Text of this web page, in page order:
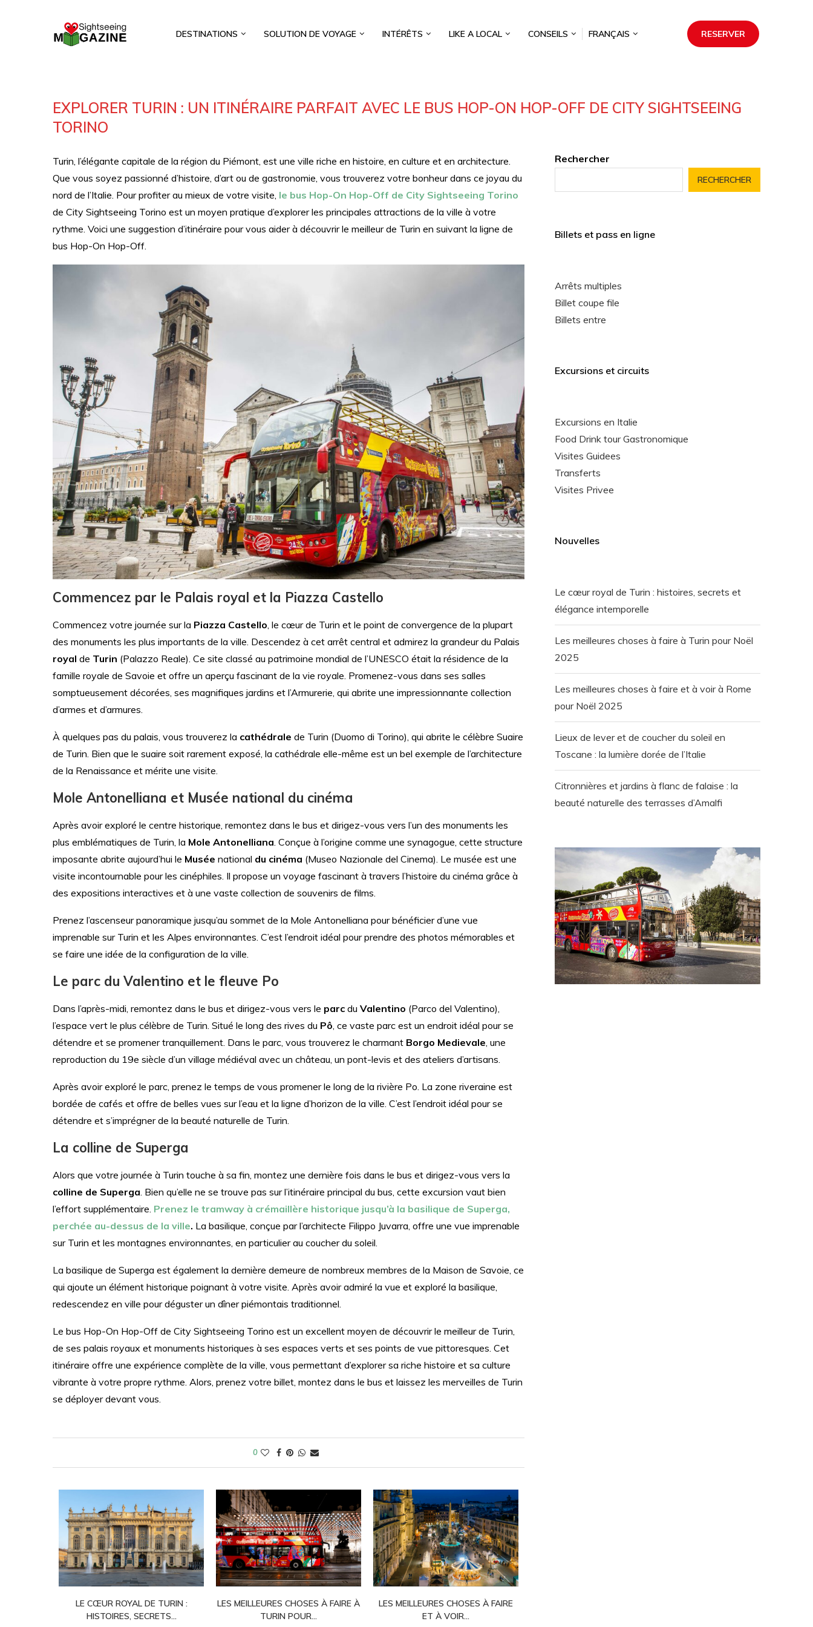
DESTINATIONS SOLUTION DE VOYAGE INTÉRÊTS LIKE A LOCAL CONSEILS FRANÇAIS RESERVER
EXPLORER TURIN : UN ITINÉRAIRE PARFAIT AVEC LE BUS HOP-ON HOP-OFF DE CITY SIGHTSEEING
TORINO
Turin, l’élégante capitale de la région du Piémont, est une ville riche en histoire, en culture et en architecture.
Que vous soyez passionné d’histoire, d’art ou de gastronomie, vous trouverez votre bonheur dans ce joyau du
nord de l’Italie. Pour profiter au mieux de votre visite, le bus Hop-On Hop-Off de City Sightseeing Torino
de City Sightseeing Torino est un moyen pratique d’explorer les principales attractions de la ville à votre
rythme. Voici une suggestion d’itinéraire pour vous aider à découvrir le meilleur de Turin en suivant la ligne de
bus Hop-On Hop-Off.
Commencez par le Palais royal et la Piazza Castello
Commencez votre journée sur la Piazza Castello, le cœur de Turin et le point de convergence de la plupart
des monuments les plus importants de la ville. Descendez à cet arrêt central et admirez la grandeur du Palais
royal de Turin (Palazzo Reale). Ce site classé au patrimoine mondial de l’UNESCO était la résidence de la
famille royale de Savoie et offre un aperçu fascinant de la vie royale. Promenez-vous dans ses salles
somptueusement décorées, ses magnifiques jardins et l’Armurerie, qui abrite une impressionnante collection
d’armes et d’armures.
À quelques pas du palais, vous trouverez la cathédrale de Turin (Duomo di Torino), qui abrite le célèbre Suaire
de Turin. Bien que le suaire soit rarement exposé, la cathédrale elle-même est un bel exemple de l’architecture
de la Renaissance et mérite une visite.
Mole Antonelliana et Musée national du cinéma
Après avoir exploré le centre historique, remontez dans le bus et dirigez-vous vers l’un des monuments les
plus emblématiques de Turin, la Mole Antonelliana. Conçue à l’origine comme une synagogue, cette structure
imposante abrite aujourd’hui le Musée national du cinéma (Museo Nazionale del Cinema). Le musée est une
visite incontournable pour les cinéphiles. Il propose un voyage fascinant à travers l’histoire du cinéma grâce à
des expositions interactives et à une vaste collection de souvenirs de films.
Prenez l’ascenseur panoramique jusqu’au sommet de la Mole Antonelliana pour bénéficier d’une vue
imprenable sur Turin et les Alpes environnantes. C’est l’endroit idéal pour prendre des photos mémorables et
se faire une idée de la configuration de la ville.
Le parc du Valentino et le fleuve Po
Dans l’après-midi, remontez dans le bus et dirigez-vous vers le parc du Valentino (Parco del Valentino),
l’espace vert le plus célèbre de Turin. Situé le long des rives du Pô, ce vaste parc est un endroit idéal pour se
détendre et se promener tranquillement. Dans le parc, vous trouverez le charmant Borgo Medievale, une
reproduction du 19e siècle d’un village médiéval avec un château, un pont-levis et des ateliers d’artisans.
Après avoir exploré le parc, prenez le temps de vous promener le long de la rivière Po. La zone riveraine est
bordée de cafés et offre de belles vues sur l’eau et la ligne d’horizon de la ville. C’est l’endroit idéal pour se
détendre et s’imprégner de la beauté naturelle de Turin.
La colline de Superga
Alors que votre journée à Turin touche à sa fin, montez une dernière fois dans le bus et dirigez-vous vers la
colline de Superga. Bien qu’elle ne se trouve pas sur l’itinéraire principal du bus, cette excursion vaut bien
l’effort supplémentaire. Prenez le tramway à crémaillère historique jusqu’à la basilique de Superga,
perchée au-dessus de la ville. La basilique, conçue par l’architecte Filippo Juvarra, offre une vue imprenable
sur Turin et les montagnes environnantes, en particulier au coucher du soleil.
La basilique de Superga est également la dernière demeure de nombreux membres de la Maison de Savoie, ce
qui ajoute un élément historique poignant à votre visite. Après avoir admiré la vue et exploré la basilique,
redescendez en ville pour déguster un dîner piémontais traditionnel.
Le bus Hop-On Hop-Off de City Sightseeing Torino est un excellent moyen de découvrir le meilleur de Turin,
de ses palais royaux et monuments historiques à ses espaces verts et ses points de vue pittoresques. Cet
itinéraire offre une expérience complète de la ville, vous permettant d’explorer sa riche histoire et sa culture
vibrante à votre propre rythme. Alors, prenez votre billet, montez dans le bus et laissez les merveilles de Turin
se déployer devant vous.
0
LE CŒUR ROYAL DE TURIN :
HISTOIRES, SECRETS...
LES MEILLEURES CHOSES À FAIRE À
TURIN POUR...
LES MEILLEURES CHOSES À FAIRE
ET À VOIR...
Rechercher
RECHERCHER
Billets et pass en ligne
Arrêts multiples
Billet coupe file
Billets entre
Excursions et circuits
Excursions en Italie
Food Drink tour Gastronomique
Visites Guidees
Transferts
Visites Privee
Nouvelles
Le cœur royal de Turin : histoires, secrets et
élégance intemporelle
Les meilleures choses à faire à Turin pour Noël
2025
Les meilleures choses à faire et à voir à Rome
pour Noël 2025
Lieux de lever et de coucher du soleil en
Toscane : la lumière dorée de l’Italie
Citronnières et jardins à flanc de falaise : la
beauté naturelle des terrasses d’Amalfi